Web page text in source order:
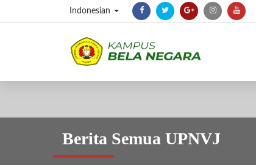
Indonesian
Berita Semua UPNVJ